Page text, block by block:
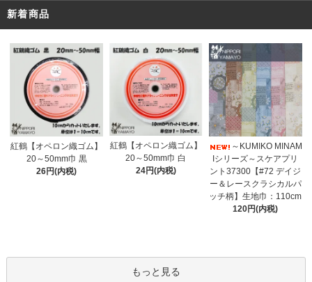
新着商品
紅鶴【オペロン織ゴム】
20～50mm巾 黒
26円(内税)
紅鶴【オペロン織ゴム】
20～50mm巾 白
24円(内税)
～KUMIKO MINAM
Iシリーズ～スケアプリ
ント37300【#72 デイジ
ー＆レースクラシカルパ
ッチ柄】生地巾：110cm
120円(内税)
もっと見る